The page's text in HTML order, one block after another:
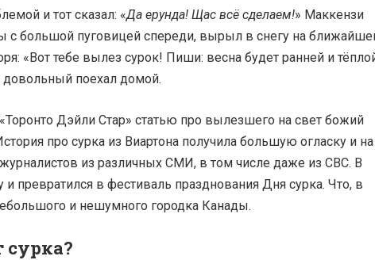
и тот сказал: «Да ерунда! Щас всё сделаем!» Маккензи
большой пуговицей спереди, вырыл в снегу на
«Вот тебе вылез сурок! Пиши: весна будет ранней и
довольный поехал домой.
Дэйли Стар» статью про вылезшего на свет божий
про сурка из Виартона получила большую огласку и на
из различных СМИ, в том числе даже из СВС. В
и превратился в фестиваль празднования Дня сурка. Что, в
и нешумного городка Канады.
сурка?